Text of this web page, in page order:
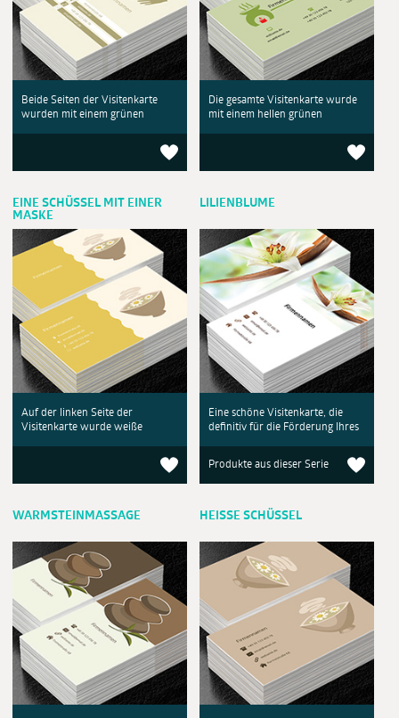
Beide Seiten der Visitenkarte
wurden mit einem grünen
Die gesamte Visitenkarte wurde
mit einem hellen grünen
EINE SCHÜSSEL MIT EINER
MASKE
Auf der linken Seite der
Visitenkarte wurde weiße
LILIENBLUME
Eine schöne Visitenkarte, die
definitiv für die Förderung Ihres
Produkte aus dieser Serie
WARMSTEINMASSAGE HEISSE SCHÜSSEL